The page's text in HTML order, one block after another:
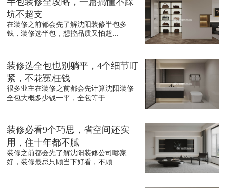
坑不超支
在装修之前都会先了解沈阳装修半包多
钱，装修选半包，想控品质又怕超...
装修选全包也别躺平，4个细节盯
紧，不花冤枉钱
很多业主在装修之前都会先计算沈阳装修
全包大概多少钱一平，全包等于...
装修必看9个巧思，省空间还实
用，住十年都不腻
装修之前都会先了解沈阳装修公司哪家
好，装修最忌只顾当下好看，不顾...